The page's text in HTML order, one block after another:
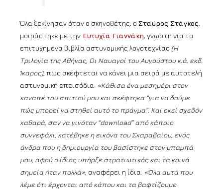
Όλα ξεκίνησαν όταν ο σκηνοθέτης, ο Σταύρος Στάγκος,
μοιράστηκε με την Ευτυχία Γιαννάκη, γνωστή για τα
επιτυχημένα βιβλία αστυνομικής λογοτεχνίας (Η
Τριλογία της Αθήνας, Οι Ναυαγοί του Αυγούστου κ.ά. εκδ.
Ίκαρος), πως σκέφτεται να κάνει μια σειρά με αυτοτελή
αστυνομική επεισόδια. «Κάθισα ένα μεσημέρι στον
καναπέ του σπιτιού μου και σκέφτηκα “για να δούμε
πώς μπορεί να στηθεί αυτό το πράγμα”. Και εκεί σχεδόν
καθαρά, σαν να γινόταν “download” από κάποιο
συννεφάκι, κατέβηκε η εικόνα του Σκαραβαίου, ενός
άνδρα που η δημιουργία του βασίστηκε στον μπαμπά
μου, αφού ο ίδιος υπήρξε στρατιωτικός και τα κοινά
σημεία ήταν πολλά», αναφέρει η ίδια. «Όλα αυτά που
λέμε ότι έρχονται από κάπου και τα βαφτίζουμε